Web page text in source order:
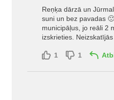
Reņķa dārzā un
suni un bez pavadas
municipāļus, jo reāli 2
izskrieties.
1 1